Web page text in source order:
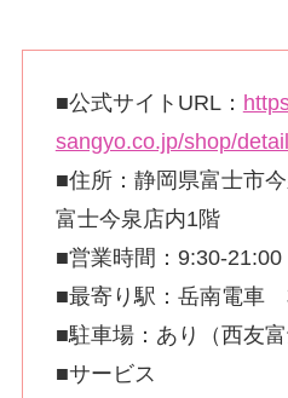
■公式サイトURL：
sangyo.co.jp/shop/
■住所：静岡県富士市
富士今泉店内1階
■営業時間：9:30-21:00
■最寄り駅：岳南電車
■駐車場：あり（西友
■サービス